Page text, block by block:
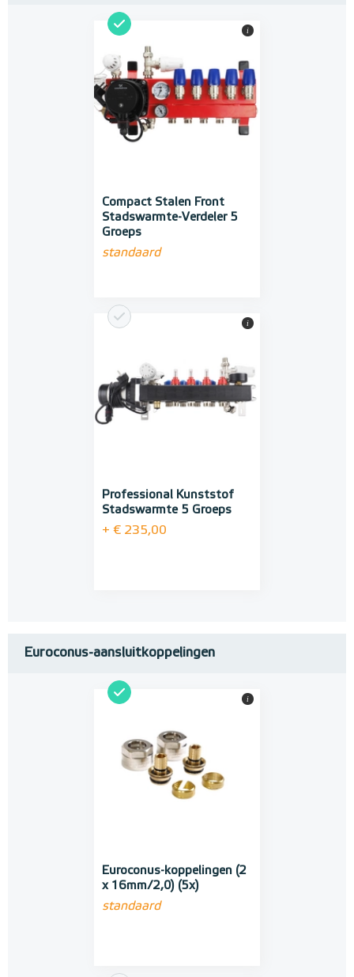
Compact Stalen Front
Stadswarmte-Verdeler 5
Groeps
standaard
i
Professional Kunststof
Stadswarmte 5 Groeps
+ € 235,00
i
Euroconus-aansluitkoppelingen
Euroconus-koppelingen (2
x 16mm/2,0) (5x)
standaard
i